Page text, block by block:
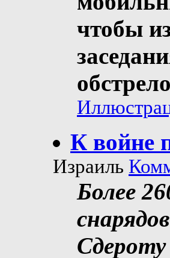
чтобы
К войне
Израиль
Более